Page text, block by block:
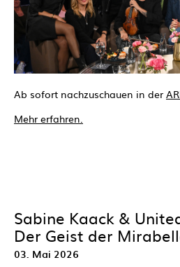
Ab sofort nachzuschauen in der
Mehr erfahren.
Sabine Kaack &
Der Geist der
03. Mai 2026